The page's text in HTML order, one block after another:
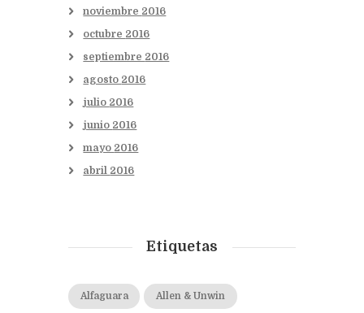
noviembre 2016
octubre 2016
septiembre 2016
agosto 2016
julio 2016
junio 2016
mayo 2016
abril 2016
Etiquetas
Alfaguara Allen & Unwin